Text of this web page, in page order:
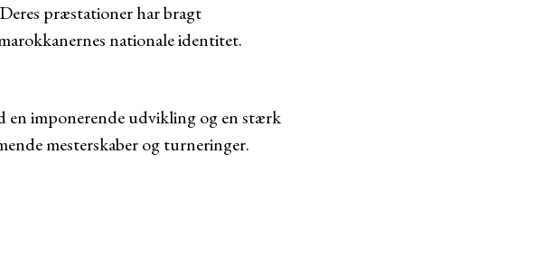
præstationer har bragt
nationale identitet.
imponerende udvikling og en stærk
mesterskaber og turneringer.